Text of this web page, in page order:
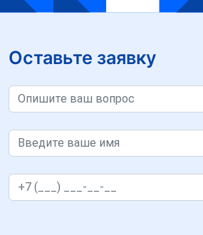
Оставьте заявку